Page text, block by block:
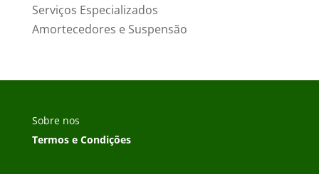
Serviços Especializados
Amortecedores e Suspensão
Sobre nos
Termos e Condições